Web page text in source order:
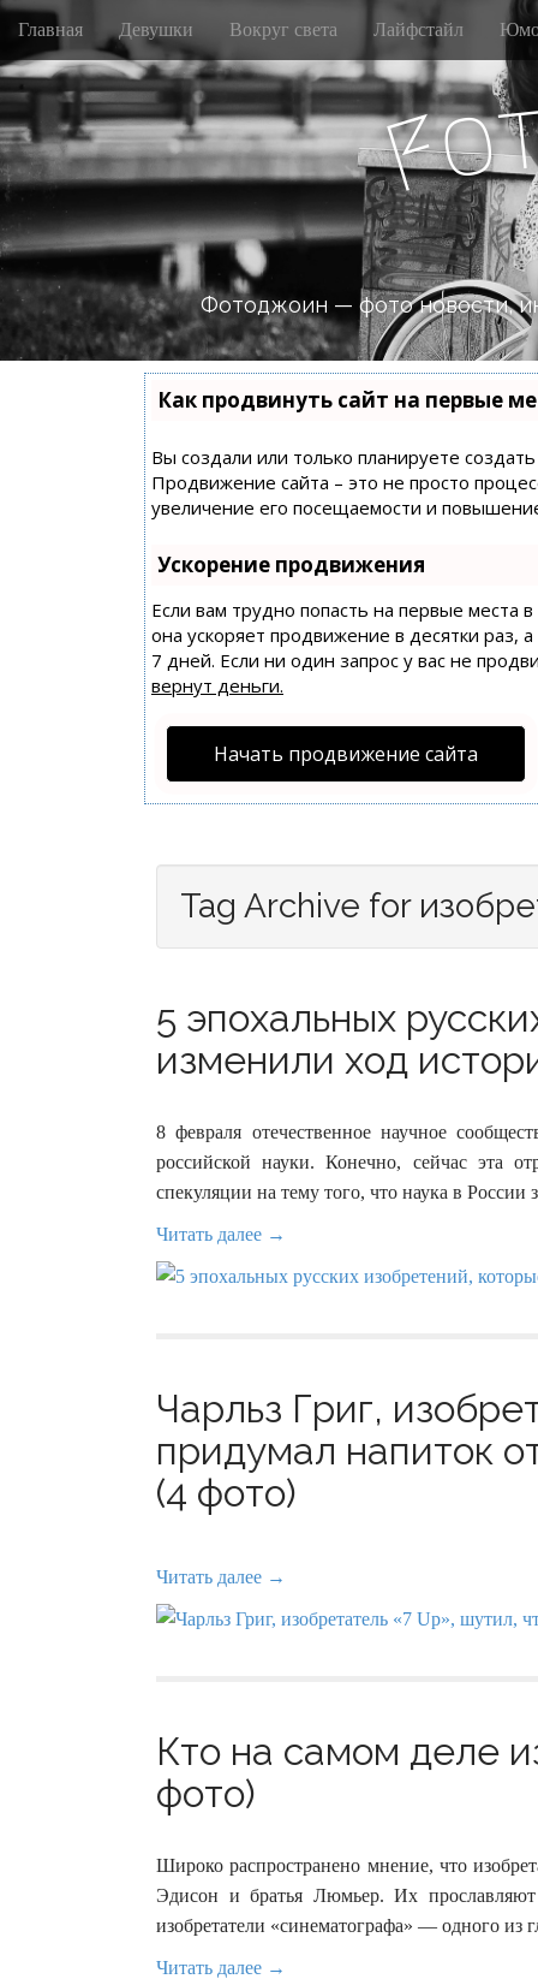
M
i
n
m
e
n
u
S
i
p
t
o
c
o
n
t
e
Главная Девушки Вокруг света Лайфстайл
Fo
Фотоджоин — фото новости,
Как продвинуть сайт на первые
Вы создали или только планируете
Продвижение сайта – это не просто
увеличение его посещаемости и
Ускорение продвижения
Если вам трудно попасть на первые места
она ускоряет продвижение в десятки раз,
7 дней. Если ни один запрос у вас не
вернут деньги.
Начать продвижение сайта
Tag Archive for
5 эпохальных
изменили ход
8 февраля отечественное научное
российской науки. Конечно, сейчас эта
спекуляции на тему того, что наука в
Читать далее →
Чарльз Григ,
придумал напиток
(4 фото)
Читать далее →
Кто на самом деле
фото)
Широко распространено мнение, что
Эдисон и братья Люмьер. Их
изобретатели «синематографа» — одного из
Читать далее →